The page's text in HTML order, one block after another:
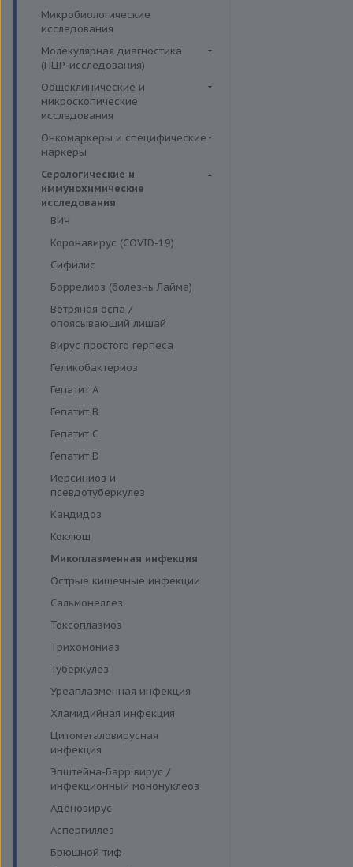
Гормоны и их метаболиты в
крови
Скрининговые исследования
Маркёры воспаления и
Маркёры риска сердечно-
сосудистых заболеваний
Минеральный обмен
Обмен белков
Обмен железа
Углеводный обмен
Ферменты
Иммуномодуляторы
Микробиологические
исследования
Молекулярная диагностика
(ПЦР-исследования)
Аденовирусная инфекция
Анализ микробиоценоза
влагалища
Вирусы герпеса 6,7,8 типов
Гепатит G
Гонорея
Лептоспироз
Моноцитарный эрлихиоз
Папилломавирусная инфекция
Парвовирус
Стрептококковая инфекция
Энтеровирусная инфекция
Грипп
Диагностика дерматофитов
Общеклинические и
микроскопические
исследования
Кал
Кровь
Мокрота
Моча
Микроскопические
исследования
Онкомаркеры и специфические
маркеры
Онкомаркеры
Специфические маркеры
Серологические и
иммунохимические
исследования
ВИЧ
Коронавирус (COVID-19)
Сифилис
Боррелиоз (болезнь Лайма)
Ветряная оспа /
опоясывающий лишай
Вирус простого герпеса
Геликобактериоз
Гепатит A
Гепатит B
Гепатит C
Гепатит D
Иерсиниоз и
псевдотуберкулез
Кандидоз
Коклюш
Микоплазменная инфекция
Острые кишечные инфекции
Сальмонеллез
Токсоплазмоз
Трихомониаз
Туберкулез
Уреаплазменная инфекция
Хламидийная инфекция
Цитомегаловирусная
инфекция
Эпштейна-Барр вирус /
инфекционный мононуклеоз
Аденовирус
Аспергиллез
Брюшной тиф